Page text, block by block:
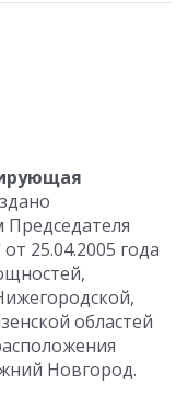
Председателя
25.04.2005 года
областей
Новгород.